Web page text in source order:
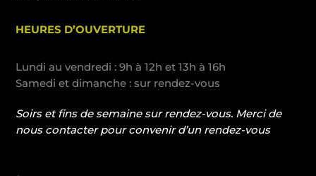
HEURES D’OUVERTURE
Lundi au vendredi : 9h à 12h et 13h à 16h
Samedi et dimanche : sur rendez-vous
Soirs et fins de semaine sur rendez-vous. Merci de
nous contacter pour convenir d’un rendez-vous